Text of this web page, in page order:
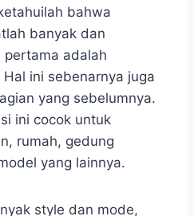
bahwa
banyak dan
pertama adalah
ini sebenarnya juga
yang sebelumnya.
ini cocok untuk
rumah, gedung
yang lainnya.
style dan mode,